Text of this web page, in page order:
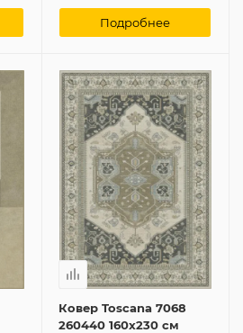
Подробнее
Ковер Toscana 7068
260440 160x230 см